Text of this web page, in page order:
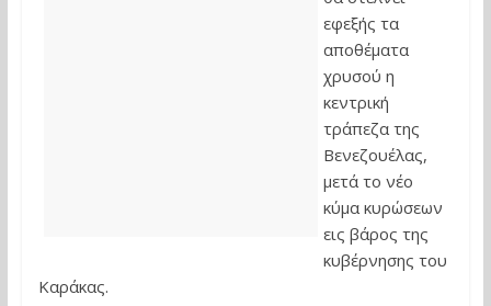
εφεξής τα
αποθέματα
χρυσού η
κεντρική
τράπεζα της
Βενεζουέλας,
μετά το νέο
κύμα κυρώσεων
εις βάρος της
κυβέρνησης του
Καράκας.